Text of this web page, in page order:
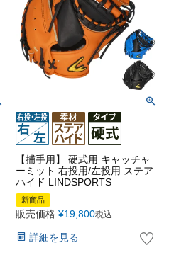
【捕手用】 硬式用 キャッチャ
ーミット 右投用/左投用 ステア
ハイド LINDSPORTS
新商品
販売価格 ¥19,800税込
詳細を見る